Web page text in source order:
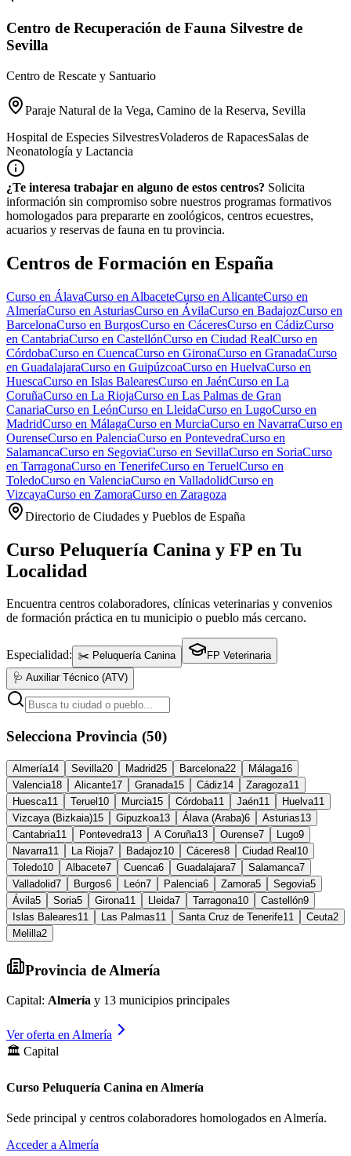
Centro de Recuperación de Fauna Silvestre de
Sevilla
Centro de Rescate y Santuario
Paraje Natural de la Vega, Camino de la Reserva, Sevilla
Hospital de Especies SilvestresVoladeros de RapacesSalas de
Neonatología y Lactancia
¿Te interesa trabajar en alguno de estos centros? Solicita
información sin compromiso sobre nuestros programas formativos
homologados para prepararte en zoológicos, centros ecuestres,
acuarios y reservas de fauna en tu provincia.
Centros de Formación en España
Curso en ÁlavaCurso en AlbaceteCurso en AlicanteCurso en
AlmeríaCurso en AsturiasCurso en ÁvilaCurso en BadajozCurso en
BarcelonaCurso en BurgosCurso en CáceresCurso en CádizCurso
en CantabriaCurso en CastellónCurso en Ciudad RealCurso en
CórdobaCurso en CuencaCurso en GironaCurso en GranadaCurso
en GuadalajaraCurso en GuipúzcoaCurso en HuelvaCurso en
HuescaCurso en Islas BalearesCurso en JaénCurso en La
CoruñaCurso en La RiojaCurso en Las Palmas de Gran
CanariaCurso en LeónCurso en LleidaCurso en LugoCurso en
MadridCurso en MálagaCurso en MurciaCurso en NavarraCurso en
OurenseCurso en PalenciaCurso en PontevedraCurso en
SalamancaCurso en SegoviaCurso en SevillaCurso en SoriaCurso
en TarragonaCurso en TenerifeCurso en TeruelCurso en
ToledoCurso en ValenciaCurso en ValladolidCurso en
VizcayaCurso en ZamoraCurso en Zaragoza
Directorio de Ciudades y Pueblos de España
Curso Peluquería Canina y FP en Tu
Localidad
Encuentra centros colaboradores, clínicas veterinarias y convenios
de formación práctica en tu municipio o pueblo más cercano.
Especialidad: ✂️ Peluquería Canina
FP Veterinaria
🩺 Auxiliar Técnico (ATV)
Selecciona Provincia (50)
Almería14 Sevilla20 Madrid25 Barcelona22 Málaga16
Valencia18 Alicante17 Granada15 Cádiz14 Zaragoza11
Huesca11 Teruel 10 Murcia15 Córdoba11 Jaén11 Huelva11
Vizcaya (Bizkaia)15 Gipuzkoa13 Álava (Araba)6 Asturias13
Cantabria11 Pontevedra13 A Coruña13 Ourense7 Lugo9
Navarra11 La Rioja7 Badajoz10 Cáceres8 Ciudad Real 10
Toledo10 Albacete7 Cuenca6 Guadalajara7 Salamanca7
Valladolid7 Burgos6 León7 Palencia6 Zamora5 Segovia5
Ávila5 Soria5 Girona11 Lleida7 Tarragona10 Castellón9
Islas Baleares11 Las Palmas11 Santa Cruz de Tenerife11 Ceuta2
Melilla2
Provincia de Almería
Capital: Almería y 13 municipios principales
Ver oferta en Almería
🏛️ Capital
Curso Peluquería Canina en Almería
Sede principal y centros colaboradores homologados en Almería.
Acceder a Almería